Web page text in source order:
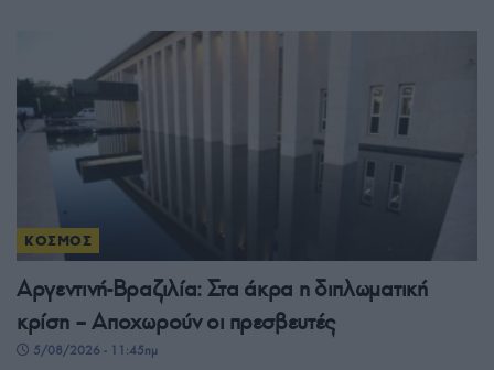
ΚΟΣΜΟΣ
Αργεντινή-Βραζιλία: Στα άκρα η διπλωματική
κρίση – Αποχωρούν οι πρεσβευτές
5/08/2026 - 11:45πμ